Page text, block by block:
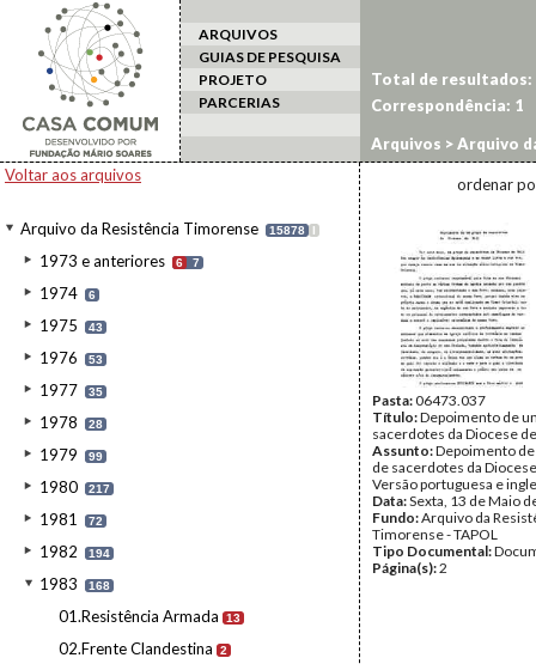
ARQUIVOS
GUIAS DE PESQUISA
PROJETO
PARCERIAS
Voltar aos arquivos
Arquivo da Resistência Timorense 15878 I
1973 e anteriores 6 7
1974 6
1975 43
1976 53
1977 35
1978 28
1979 99
1980 217
1981 72
1982 194
1983 168
01.Resistência Armada 13
02.Frente Clandestina 2
Total de resultados:
Correspondência: 1
Arquivos >Arquivo
ordenar
Pasta:06473.037
Título:Depoimento de
sacerdotes da Diocese
Assunto:Depoimento
de sacerdotes da
Versão portuguesa e
Data:Sexta, 13 de Maio
Fundo:Arquivo da
Timorense - TAPOL
Tipo Documental:
Página(s):2